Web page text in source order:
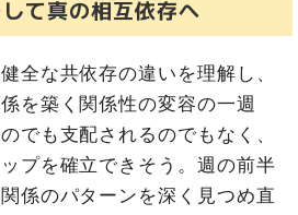
て真の相互依存へ
全な共依存の違いを理解し、
を築く関係性の変容の一週
でも支配されるのでもなく、
プを確立できそう。週の前半
係のパターンを深く見つめ直